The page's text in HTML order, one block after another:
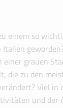
einem so
einer grauen
die zu den
Viel in
und der